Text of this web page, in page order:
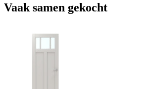
Vaak samen gekocht